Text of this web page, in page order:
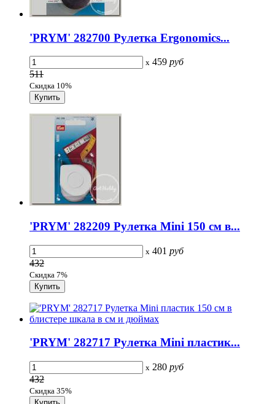
'PRYM' 282700 Рулетка Ergonomics...
x 459 руб
511
Скидка 10%
'PRYM' 282209 Рулетка Mini 150 см в...
x 401 руб
432
Скидка 7%
'PRYM' 282717 Рулетка Mini пластик...
x 280 руб
432
Скидка 35%